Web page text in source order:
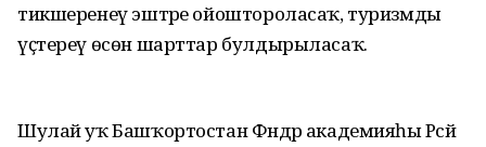
тикшеренеү эштәре ойоштороласаҡ, туризмды
үҫтереү өсөн шарттар булдырыласаҡ.
Шулай уҡ Башҡортостан Фәндәр академияһы Рәсәй